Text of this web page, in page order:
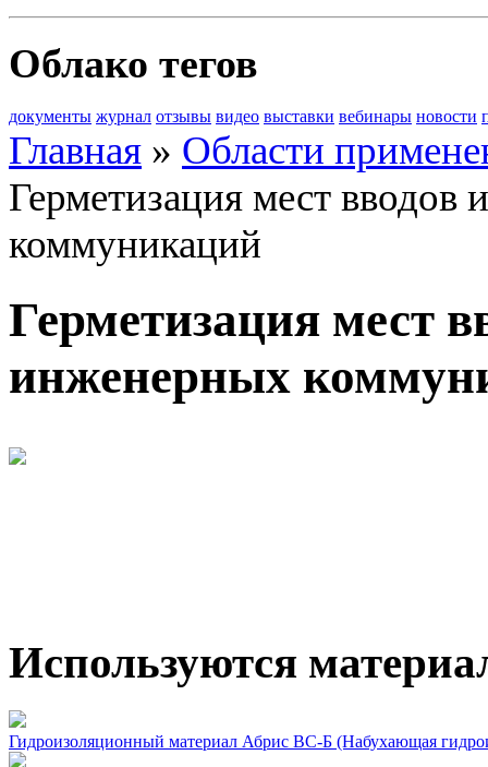
Облако тегов
документы журнал отзывы видео выставки вебинары новости
Главная » Области
Герметизация мест
коммуникаций
Герметизация мест
инженерных
Используются
Гидроизоляционный материал Абрис ВС-Б (Набухающая